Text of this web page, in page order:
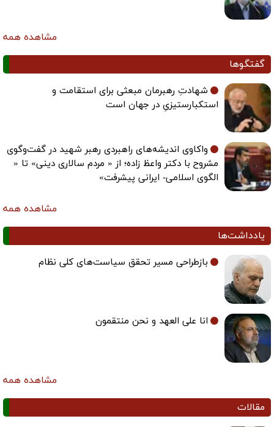
مشاهده همه
گفتگوها
شهادتِ رهبرمان مبعثی برای استقامت و
استکبارستیزیِ در جهان است
واکاوی اندیشه‌های راهبردی رهبر شهید در گفت‌وگوی
مشروح با دکتر واعظ زاده؛ از « مردم سالاری دینی» تا «
الگوی اسلامی- ایرانی پیشرفت»
مشاهده همه
یادداشت‌ها
بازطراحی مسیر تحقق سیاست‌های کلی نظام
انا علی العهد و نحن منتقمون
مشاهده همه
مقالات